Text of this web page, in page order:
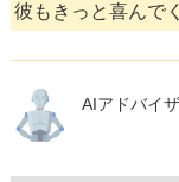
彼もきっと喜んで
AIアドバイ